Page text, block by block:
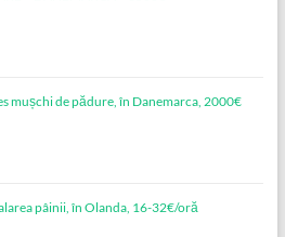
mușchi de pădure, în Danemarca, 2000€
pâinii, în Olanda, 16-32€/oră